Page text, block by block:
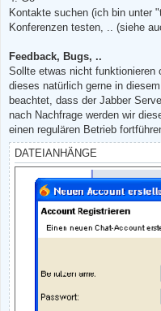
Kontakte suchen (ich bin unter
Konferenzen testen, .. (siehe
Feedback, Bugs, ..
Sollte etwas nicht funktionieren
dieses natürlich gerne in
beachtet, dass der Jabber
nach Nachfrage werden wir
einen regulären Betrieb
DATEIANHÄNGE